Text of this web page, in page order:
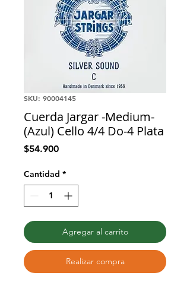
SKU: 90004145
Cuerda Jargar -Medium-
(Azul) Cello 4/4 Do-4 Plata
$54.900Precio
Cantidad *
Agregar al carrito
Realizar compra